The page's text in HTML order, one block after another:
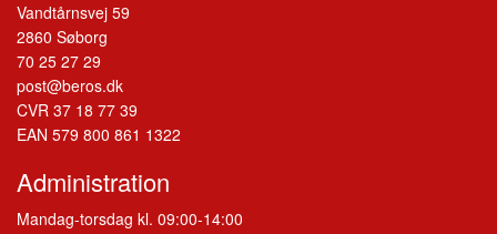
Vandtårnsvej 59
2860 Søborg
70 25 27 29
post@beros.dk
CVR 37 18 77 39
EAN 579 800 861 1322
Administration
Mandag-torsdag kl. 09:00-14:00